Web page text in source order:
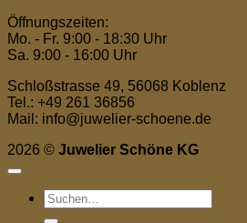
Öffnungszeiten:
Mo. - Fr. 9:00 - 18:30 Uhr
Sa. 9:00 - 16:00 Uhr
Schloßstrasse 49, 56068 Koblenz
Tel.: +49 261 36856
Mail: info@juwelier-schoene.de
2026 © Juwelier Schöne KG
Suchen
nach: